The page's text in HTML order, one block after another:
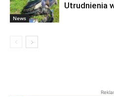
News
Utrudnienia